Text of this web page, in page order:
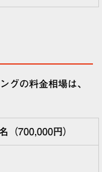
グの料金相場は、
（700,000円）